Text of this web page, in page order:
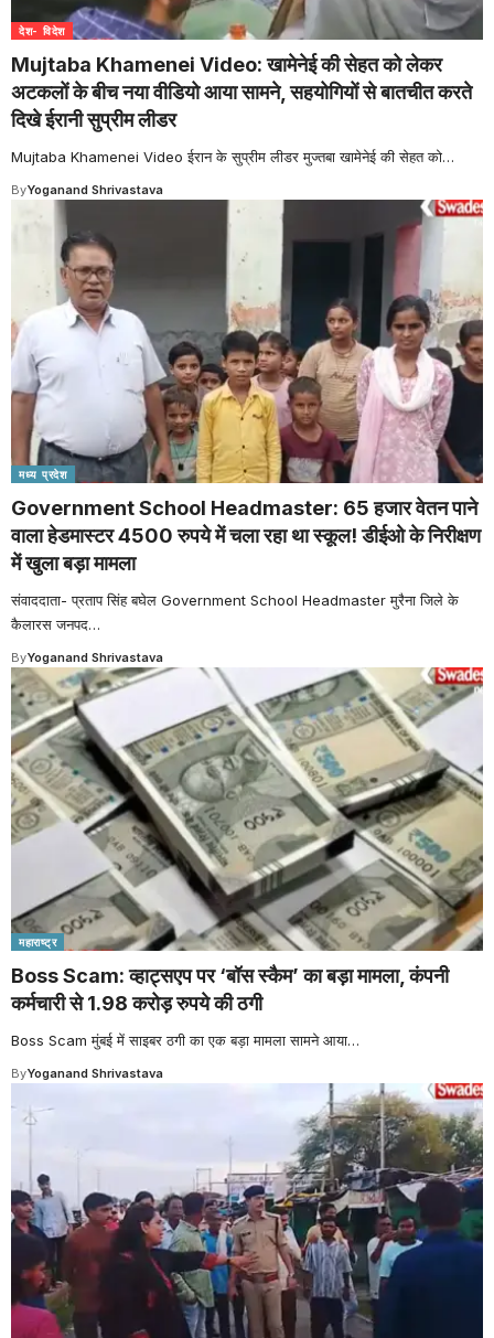
देश- विदेश
Mujtaba Khamenei Video: खामेनेई की सेहत को लेकर
अटकलों के बीच नया वीडियो आया सामने, सहयोगियों से बातचीत करते
दिखे ईरानी सुप्रीम लीडर
Mujtaba Khamenei Video ईरान के सुप्रीम लीडर मुज्तबा खामेनेई की सेहत को…
ByYoganand Shrivastava
मध्य प्रदेश
Government School Headmaster: 65 हजार वेतन पाने
वाला हेडमास्टर 4500 रुपये में चला रहा था स्कूल! डीईओ के निरीक्षण
में खुला बड़ा मामला
संवाददाता- प्रताप सिंह बघेल Government School Headmaster मुरैना जिले के
कैलारस जनपद…
ByYoganand Shrivastava
महाराष्ट्र
Boss Scam: व्हाट्सएप पर ‘बॉस स्कैम’ का बड़ा मामला, कंपनी
कर्मचारी से 1.98 करोड़ रुपये की ठगी
Boss Scam मुंबई में साइबर ठगी का एक बड़ा मामला सामने आया…
ByYoganand Shrivastava